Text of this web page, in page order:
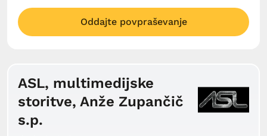
Oddajte povpraševanje
ASL, multimedijske
storitve, Anže Zupančič
s.p.